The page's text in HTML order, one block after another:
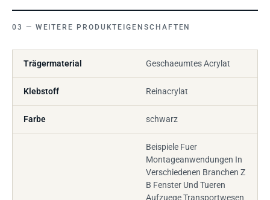
WEITERE PRODUKTEIGENSCHAFTEN
Trägermaterial Geschaeumtes Acrylat
Klebstoff Reinacrylat
Farbe schwarz
Beispiele Fuer
Montageanwendungen In
Verschiedenen Branchen Z
B Fenster Und Tueren
Aufzuege Transportwesen